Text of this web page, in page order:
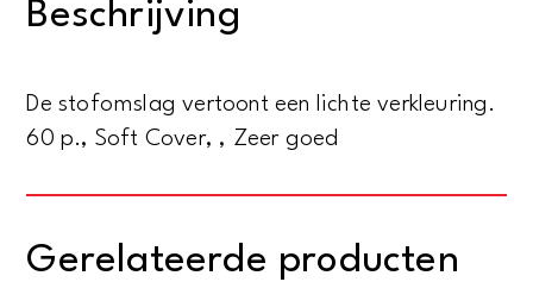
Beschrijving
De stofomslag vertoont een lichte verkleuring.
60 p., Soft Cover, , Zeer goed
Gerelateerde producten